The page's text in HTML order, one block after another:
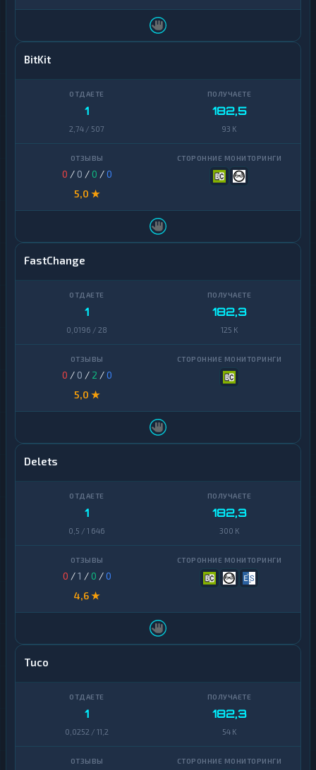
BitKit
1
2,74 / 507
182,5
93 K
0 / 0 /0 /0
5,0 ★
FastChange
1
0,0196 / 28
182,3
125 K
0 / 0 / 2 /0
5,0 ★
Delets
1
0,5 / 1 646
182,3
300 K
0 /1 /0 /0
4,6 ★
Tuco
1
0,0252 / 11,2
182,3
54 K